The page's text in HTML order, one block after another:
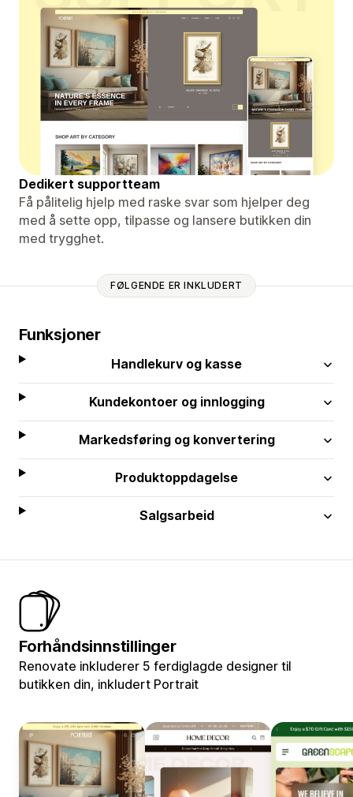
Dedikert supportteam
Få pålitelig hjelp med raske svar som hjelper deg
med å sette opp, tilpasse og lansere butikken din
med trygghet.
FØLGENDE ER INKLUDERT
Funksjoner
Handlekurv og kasse
Kundekontoer og innlogging
Markedsføring og konvertering
Produktoppdagelse
Salgsarbeid
Forhåndsinnstillinger
Renovate inkluderer 5 ferdiglagde designer til
butikken din, inkludert Portrait